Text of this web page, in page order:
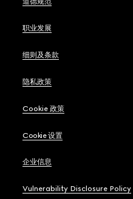
职业发展
细则及条款
隐私政策
Cookie 政策
Cookie 设置
企业信息
Vulnerability Disclosure Policy